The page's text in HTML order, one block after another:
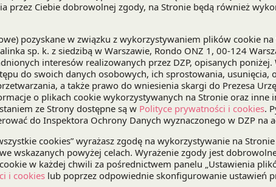
Publikacja została przygotowana przez sieć
z partnerami w tym kancelarią DZP.
Beata Cieszyńska członkinią kapituły
Nagrody Energii Kobiet
12.08.2024
Konkurs organizowany w ramach Kongresu
Energetycznego DISE wyróżnia kobiety